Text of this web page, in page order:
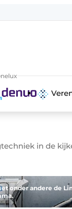
in de
onder andere de